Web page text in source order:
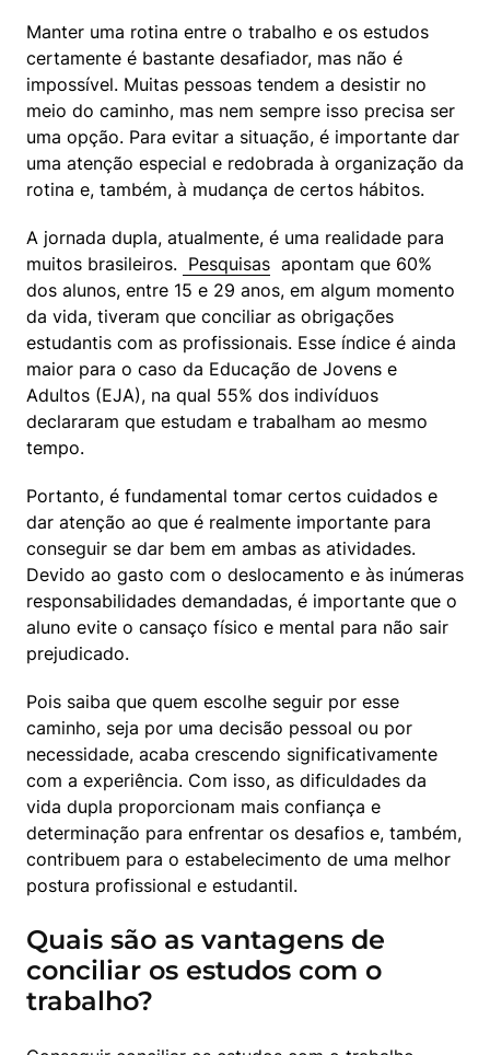
Manter uma rotina entre o trabalho e os estudos
certamente é bastante desafiador, mas não é
impossível. Muitas pessoas tendem a desistir no
meio do caminho, mas nem sempre isso precisa ser
uma opção. Para evitar a situação, é importante dar
uma atenção especial e redobrada à organização da
rotina e, também, à mudança de certos hábitos.
A jornada dupla, atualmente, é uma realidade para
muitos brasileiros. Pesquisas
  apontam que 60%
dos alunos, entre 15 e 29 anos, em algum momento
da vida, tiveram que conciliar as obrigações
estudantis com as profissionais. Esse índice é ainda
maior para o caso da Educação de Jovens e
Adultos (EJA), na qual 55% dos indivíduos
declararam que estudam e trabalham ao mesmo
tempo.
Portanto, é fundamental tomar certos cuidados e
dar atenção ao que é realmente importante para
conseguir se dar bem em ambas as atividades.
Devido ao gasto com o deslocamento e às inúmeras
responsabilidades demandadas, é importante que o
aluno evite o cansaço físico e mental para não sair
prejudicado.
Pois saiba que quem escolhe seguir por esse
caminho, seja por uma decisão pessoal ou por
necessidade, acaba crescendo significativamente
com a experiência. Com isso, as dificuldades da
vida dupla proporcionam mais confiança e
determinação para enfrentar os desafios e, também,
contribuem para o estabelecimento de uma melhor
postura profissional e estudantil.
Quais são as vantagens de
conciliar os estudos com o
trabalho?